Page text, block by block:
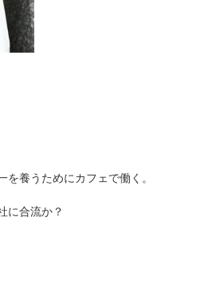
を養うためにカフェで働く。
に合流か？